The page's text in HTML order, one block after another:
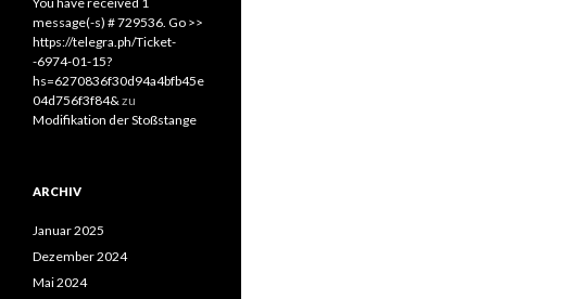
message(-s) # 729536. Go >>
https://telegra.ph/Ticket-
-6974-01-15?
hs=6270836f30d94a4bfb45e
04d756f3f84&zu
Modifikation der Stoßstange
ARCHIV
Januar 2025
Dezember 2024
Mai 2024